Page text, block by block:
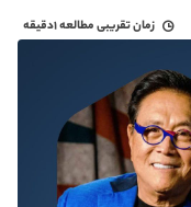
زمان تقریبی مطالعه۱دقیقه